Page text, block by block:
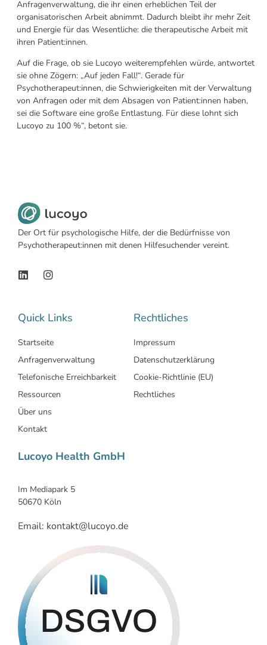
Anfragenverwaltung, die ihr einen erheblichen Teil der
organisatorischen Arbeit abnimmt. Dadurch bleibt ihr mehr Zeit
und Energie für das Wesentliche: die therapeutische Arbeit mit
ihren Patient:innen.
Auf die Frage, ob sie Lucoyo weiterempfehlen würde, antwortet
sie ohne Zögern: „Auf jeden Fall!“. Gerade für
Psychotherapeut:innen, die Schwierigkeiten mit der Verwaltung
von Anfragen oder mit dem Absagen von Patient:innen haben,
sei die Software eine große Entlastung. Für diese lohnt sich
Lucoyo zu 100 %“, betont sie.
Der Ort für psychologische Hilfe, der die Bedürfnisse von
Psychotherapeut:innen mit denen Hilfesuchender vereint.
Quick Links
Startseite
Anfragenverwaltung
Telefonische Erreichbarkeit
Ressourcen
Über uns
Kontakt
Rechtliches
Impressum
Datenschutzerklärung
Cookie-Richtlinie (EU)
Rechtliches
Lucoyo Health GmbH
Im Mediapark 5
50670 Köln
Email: kontakt@lucoyo.de